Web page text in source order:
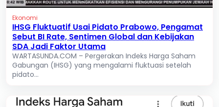
Ekonomi
IHSG Fluktuatif Usai Pidato Prabowo, Pengamat
Sebut BI Rate, Sentimen Global dan Kebijakan
SDA Jadi Faktor Utama
WARTASUNDA.COM – Pergerakan Indeks Harga Saham
Gabungan (IHSG) yang mengalami fluktuasi setelah
pidato...